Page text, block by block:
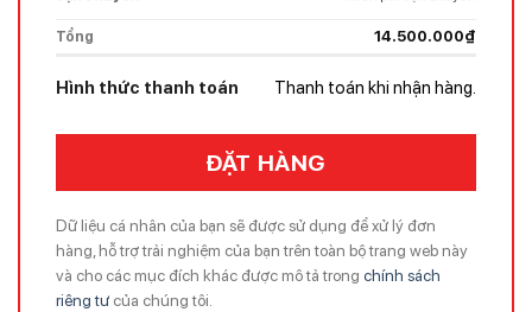
Tổng 14.500.000₫
Hình thức thanh toán Thanh toán khi nhận hàng.
ĐẶT HÀNG
Dữ liệu cá nhân của bạn sẽ được sử dụng để xử lý đơn
hàng, hỗ trợ trải nghiệm của bạn trên toàn bộ trang web này
và cho các mục đích khác được mô tả trong chính sách
riêng tư của chúng tôi.